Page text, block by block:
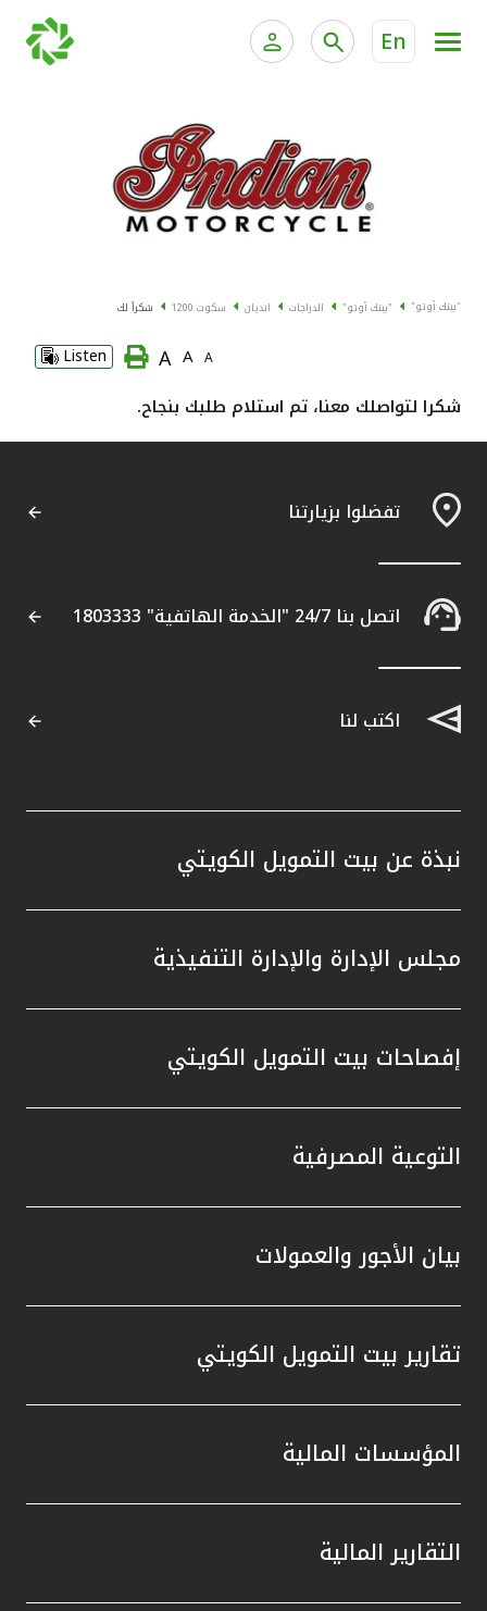
En
الخدمات المصرفية الإلكترونية للأفراد
الخدمات المصرفية الإلكترونية للشركات
جميع السيارات
مواقع الفروع وأجهزة الصرف الآلي
ماليزيا
"بيتك أوتو" "بيتك أوتو" الدراجات انديان سكوت 1200 شكراً لك
A
A
A
Listen
شكرا لتواصلك معنا، تم استلام طلبك بنجاح.
تفضلوا بزيارتنا
اتصل بنا 24/7 "الخدمة الهاتفية" 1803333
اكتب لنا
نبذة عن بيت التمويل الكويتي
مجلس الإدارة والإدارة التنفيذية
إفصاحات بيت التمويل الكويتي
التوعية المصرفية
بيان الأجور والعمولات
تقارير بيت التمويل الكويتي
المؤسسات المالية
التقارير المالية